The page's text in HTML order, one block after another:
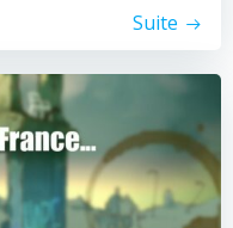
Suite